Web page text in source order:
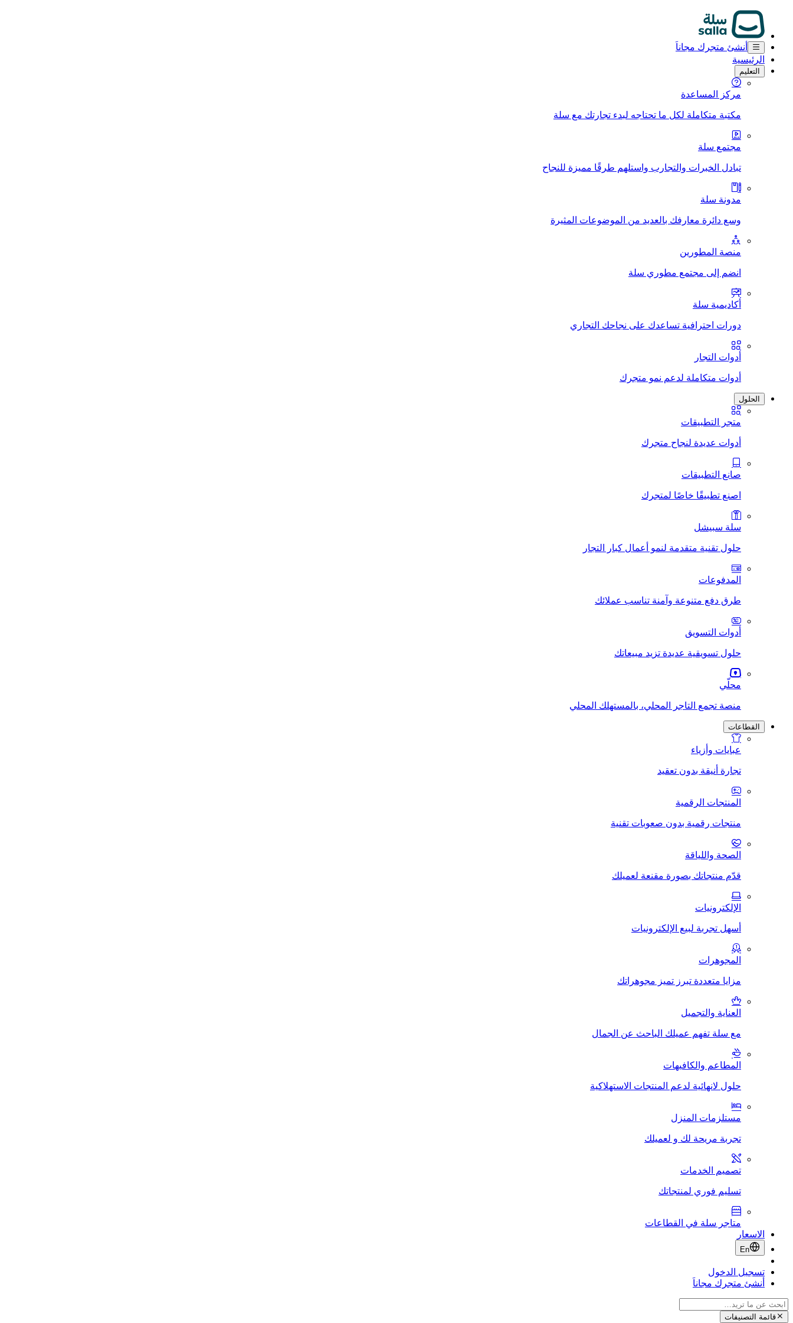
أنشئ متجرك مجاناَ
الرئيسية
التعليم
مركز المساعدة
مكتبة متكاملة لكل ما تحتاجه لبدء تجارتك مع سلة
مجتمع سلة
تبادل الخبرات والتجارب واستلهم طرقًا مميزة للنجاح
مدونة سلة
وسع دائرة معارفك بالعديد من الموضوعات المثيرة
منصة المطورين
انضم إلى مجتمع مطوري سلة
أكاديمية سلة
دورات احترافية تساعدك على نجاحك التجاري
أدوات التجار
أدوات متكاملة لدعم نمو متجرك
الحلول
متجر التطبيقات
أدوات عديدة لنجاح متجرك
صانع التطبيقات
اصنع تطبيقًا خاصًا لمتجرك
سلة سبيشل
حلول تقنية متقدمة لنمو أعمال كبار التجار
المدفوعات
طرق دفع متنوعة وآمنة تناسب عملائك
أدوات التسويق
حلول تسويقية عديدة تزيد مبيعاتك
محلّي
منصة تجمع التاجر المحلي، بالمستهلك المحلي
القطاعات
عبايات وأزياء
تجارة أنيقة بدون تعقيد
المنتجات الرقمية
منتجات رقمية بدون صعوبات تقنية
الصحة واللياقة
قدّم منتجاتك بصورة مقنعة لعميلك
الإلكترونيات
أسهل تجربة لبيع الإلكترونيات
المجوهرات
مزايا متعددة تبرز تميز مجوهراتك
العناية والتجميل
مع سلة تفهم عميلك الباحث عن الجمال
المطاعم والكافيهات
حلول لانهائية لدعم المنتجات الاستهلاكية
مستلزمات المنزل
تجربة مريحة لك و لعميلك
تصميم الخدمات
تسليم فوري لمنتجاتك
متاجر سلة في القطاعات
الاسعار
En
تسجيل الدخول
أنشئ متجرك مجاناَ
قائمة التصنيفات